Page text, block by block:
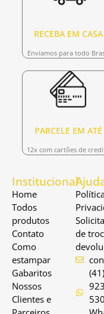
RECEBA EM CASA
Enviamos para todo
PARCELE EM ATÉ
12x com cartões de
Institucional
Home
Todos
produtos
Contato
Como
estampar
Gabaritos
Nossos
Clientes e
de